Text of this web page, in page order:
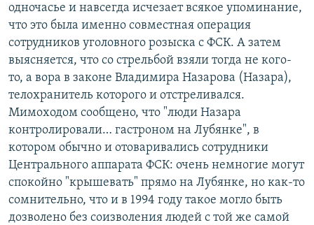
одночасье и навсегда исчезает всякое упоминание,
что это была именно совместная операция
сотрудников уголовного розыска с ФСК. А затем
выясняется, что со стрельбой взяли тогда не кого-
то, а вора в законе Владимира Назарова (Назара),
телохранитель которого и отстреливался.
Мимоходом сообщено, что "люди Назара
контролировали… гастроном на Лубянке", в
котором обычно и отоваривались сотрудники
Центрального аппарата ФСК: очень немногие могут
спокойно "крышевать" прямо на Лубянке, но как-то
сомнительно, что и в 1994 году такое могло быть
дозволено без соизволения людей с той же самой